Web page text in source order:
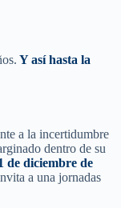
Y así hasta la
a la incertidumbre
dentro de su
de diciembre de
a una jornadas